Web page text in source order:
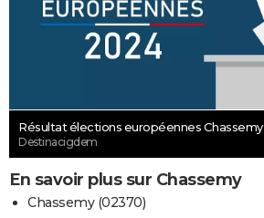
Résultat élections européennes Chassemy
Destinacigdem
En savoir plus sur Chassemy
Chassemy (02370)